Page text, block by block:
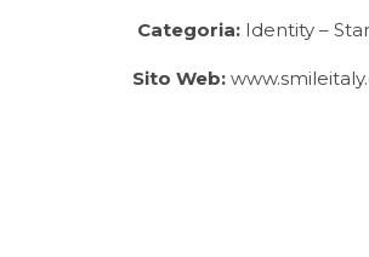
Categoria:Identity –
Sito Web: